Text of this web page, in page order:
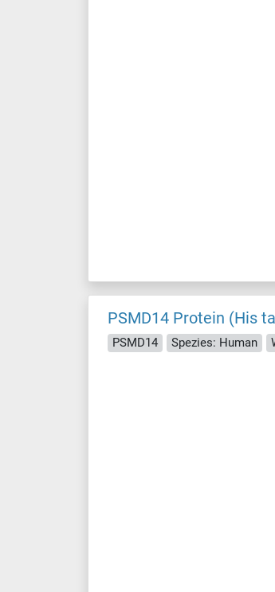
PSMD14 Protein (His
PSMD14 Spezies: Human